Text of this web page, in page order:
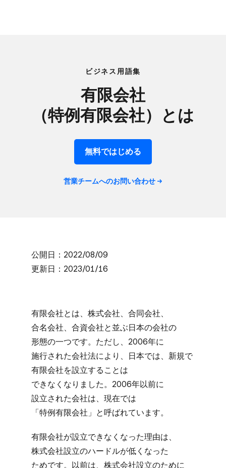
ビジネス用語集
有限会社​
（特例有限会社）とは
無料で​はじめる
営業チームへの​お問い​合わせ
公​開日：2022/08/09
更​新日：2023/01/16
有限会社とは、​株式会社、​合同会社、​
合名会社、​合資会社と​並ぶ​日本の​会社の​
形態の​一つです。​ただし、​2006年に​
施行された​会社法に​より、​日本では、​新規で​
有限会社を​設立する​ことは​
できなくなりました。​2006年以前に​
設立された​会社は、​現在では​
「特例有限会社」と​呼ばれています。
有限会社が​設立できなくなった​理由は、​
株式会社設立の​ハードルが​低くなった​
ためです。​以前は、​株式会社設立の​ために​